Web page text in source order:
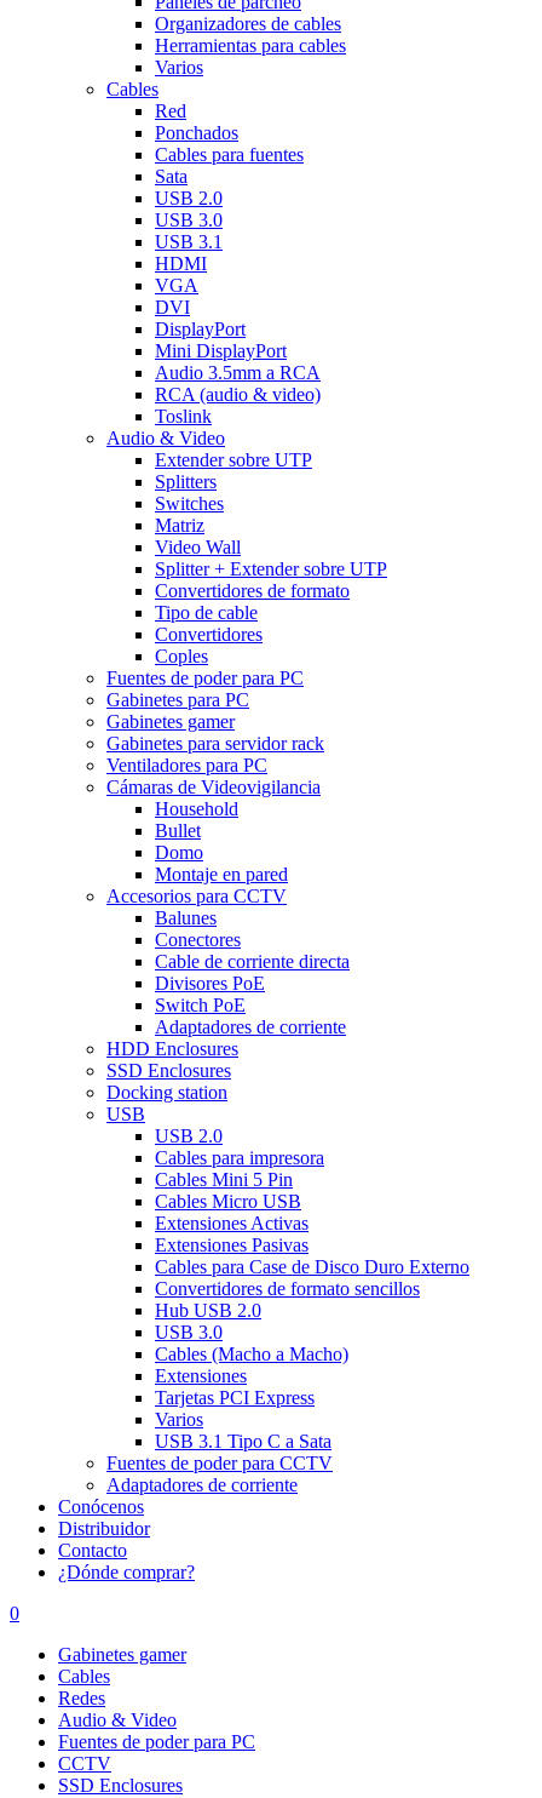
Organizadores de cables
Herramientas para cables
Varios
Cables
Red
Ponchados
Cables para fuentes
Sata
USB 2.0
USB 3.0
USB 3.1
HDMI
VGA
DVI
DisplayPort
Mini DisplayPort
Audio 3.5mm a RCA
RCA (audio & video)
Toslink
Audio & Video
Extender sobre UTP
Splitters
Switches
Matriz
Video Wall
Splitter + Extender sobre UTP
Convertidores de formato
Tipo de cable
Convertidores
Coples
Fuentes de poder para PC
Gabinetes para PC
Gabinetes gamer
Gabinetes para servidor rack
Ventiladores para PC
Cámaras de Videovigilancia
Household
Bullet
Domo
Montaje en pared
Accesorios para CCTV
Balunes
Conectores
Cable de corriente directa
Divisores PoE
Switch PoE
Adaptadores de corriente
HDD Enclosures
SSD Enclosures
Docking station
USB
USB 2.0
Cables para impresora
Cables Mini 5 Pin
Cables Micro USB
Extensiones Activas
Extensiones Pasivas
Cables para Case de Disco Duro Externo
Convertidores de formato sencillos
Hub USB 2.0
USB 3.0
Cables (Macho a Macho)
Extensiones
Tarjetas PCI Express
Varios
USB 3.1 Tipo C a Sata
Fuentes de poder para CCTV
Adaptadores de corriente
Conócenos
Distribuidor
Contacto
¿Dónde comprar?
0
Gabinetes gamer
Cables
Redes
Audio & Video
Fuentes de poder para PC
CCTV
SSD Enclosures